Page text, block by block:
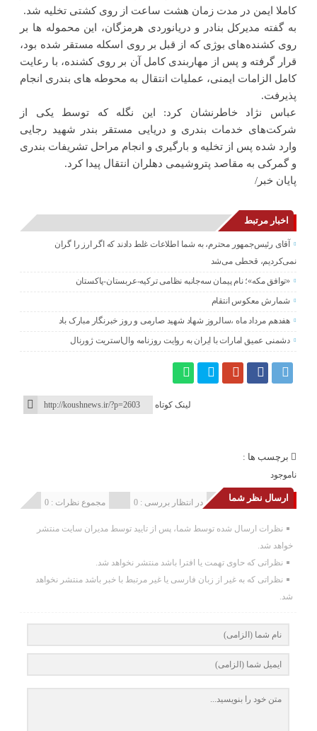
کاملا ایمن در مدت زمان هشت ساعت از روی کشتی تخلیه شد.
به گفته مدیرکل بنادر و دریانوردی هرمزگان، این محموله ‌ها بر
روی کشنده‌های بوژی که از قبل بر روی اسکله مستقر شده بود،
قرار گرفته و پس از مهاربندی کامل آن بر روی کشنده، با رعایت
کامل الزامات ایمنی، عملیات انتقال به محوطه های بندری انجام
پذیرفت.
عباس نژاد خاطرنشان کرد: این نگله که توسط یکی از
شرکت‌های خدمات بندری و دریایی مستقر بندر شهید رجایی
وارد شده پس از تخلیه و بارگیری و انجام مراحل تشریفات بندری
و گمرکی به مقاصد پتروشیمی دهلران انتقال پیدا کرد.
پایان خبر/
اخبار مرتبط
آقای رئیس‌جمهور محترم، به شما اطلاعات غلط دادند که اگر ارز را گران
نمی‌کردیم، قحطی می‌شد
«توافق مکه»؛ نام پیمان سه‌جانبه نظامی ترکیه-عربستان-پاکستان
شمارش معکوس انتقام
هفدهم مرداد ماه ،سالروز شهاد شهید صارمی و روز خبرنگار مبارک باد
دشمنی عمیق امارات با ایران به روایت روزنامه وال‌استریت ژورنال
لینک کوتاه
برچسب ها :
ناموجود
ارسال نظر شما مجموع نظرات : 0 در انتظار بررسی : 0 انتشار یافته : 0
نظرات ارسال شده توسط شما، پس از تایید توسط مدیران سایت منتشر
خواهد شد.
نظراتی که حاوی تهمت یا افترا باشد منتشر نخواهد شد.
نظراتی که به غیر از زبان فارسی یا غیر مرتبط با خبر باشد منتشر نخواهد
شد.